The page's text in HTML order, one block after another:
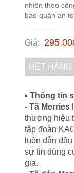
nhiên theo
bảo quản an
Giá:
HẾT HÀNG
Thông tin
- Tã Merries
thương hiệu
tập đoàn
luôn dẫn
sự tin dùng
gia.